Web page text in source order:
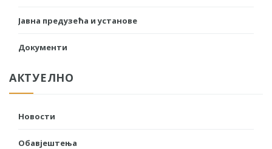
Јавна предузећа и установе
Документи
АКТУЕЛНО
Новости
Обавјештења